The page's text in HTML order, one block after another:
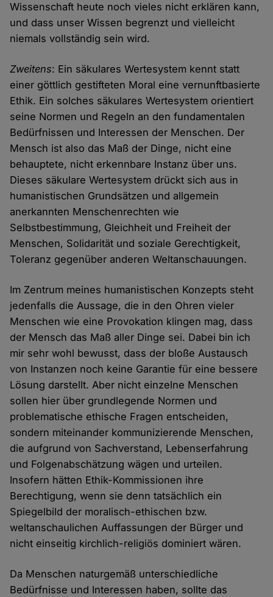
Wissenschaft heute noch vieles nicht erklären kann,
und dass unser Wissen begrenzt und vielleicht
niemals vollständig sein wird.
Zweitens: Ein säkulares Wertesystem kennt statt
einer göttlich gestifteten Moral eine vernunftbasierte
Ethik. Ein solches säkulares Wertesystem orientiert
seine Normen und Regeln an den fundamentalen
Bedürfnissen und Interessen der Menschen. Der
Mensch ist also das Maß der Dinge, nicht eine
behauptete, nicht erkennbare Instanz über uns.
Dieses säkulare Wertesystem drückt sich aus in
humanistischen Grundsätzen und allgemein
anerkannten Menschenrechten wie
Selbstbestimmung, Gleichheit und Freiheit der
Menschen, Solidarität und soziale Gerechtigkeit,
Toleranz gegenüber anderen Weltanschauungen.
Im Zentrum meines humanistischen Konzepts steht
jedenfalls die Aussage, die in den Ohren vieler
Menschen wie eine Provokation klingen mag, dass
der Mensch das Maß aller Dinge sei. Dabei bin ich
mir sehr wohl bewusst, dass der bloße Austausch
von Instanzen noch keine Garantie für eine bessere
Lösung darstellt. Aber nicht einzelne Menschen
sollen hier über grundlegende Normen und
problematische ethische Fragen entscheiden,
sondern miteinander kommunizierende Menschen,
die aufgrund von Sachverstand, Lebenserfahrung
und Folgenabschätzung wägen und urteilen.
Insofern hätten Ethik-Kommissionen ihre
Berechtigung, wenn sie denn tatsächlich ein
Spiegelbild der moralisch-ethischen bzw.
weltanschaulichen Auffassungen der Bürger und
nicht einseitig kirchlich-religiös dominiert wären.
Da Menschen naturgemäß unterschiedliche
Bedürfnisse und Interessen haben, sollte das